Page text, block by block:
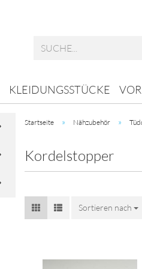
KLEIDUNGSSTÜCKE
Startseite » Nähzubehör »
Kordelstopper
Sortieren nach
Sortieren nach